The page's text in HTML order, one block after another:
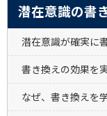
潜在意識の書
潜在意識が確実に
書き換えの効果を
なぜ、書き換えを